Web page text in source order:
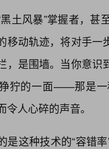
土风暴”掌握者，
移动轨迹，将对手
，是围墙。当你意
狞的一面——那是
令人心碎的声音。
是这种技术的“容错